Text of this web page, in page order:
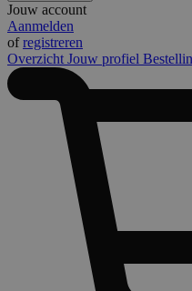
Jouw account
Aanmelden
ofregistreren
Overzicht Jouw profiel